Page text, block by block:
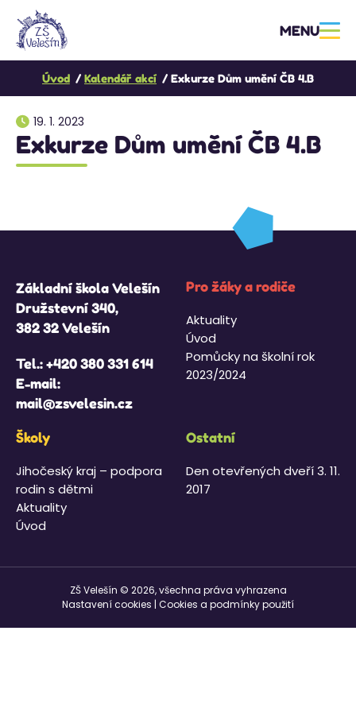
MENU
Úvod Kalendář akcí Exkurze Dům umění ČB 4.B
19. 1. 2023
Exkurze Dům umění ČB 4.B
Základní škola Velešín
Družstevní 340,
382 32 Velešín
Tel.:+420 380 331 614
E-mail:
mail@zsvelesin.cz
Pro žáky a rodiče
Aktuality
Úvod
Pomůcky na školní rok
2023/2024
Školy
Jihočeský kraj – podpora
rodin s dětmi
Aktuality
Úvod
Ostatní
Den otevřených dveří 3. 11.
2017
ZŠ Velešín © 2026, všechna práva vyhrazena
Nastavení cookies Cookies a podmínky použití